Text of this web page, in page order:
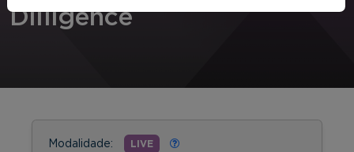
Dilligence
Modalidade: LIVE